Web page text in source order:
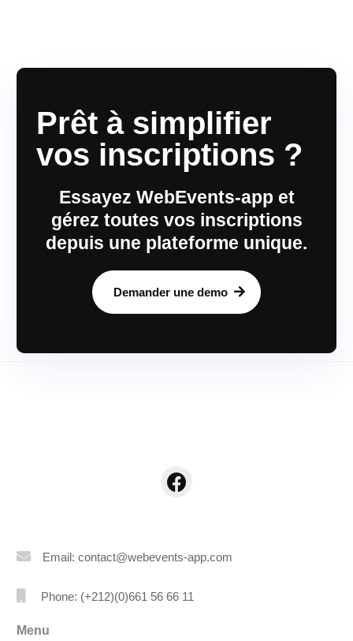
Prêt à simplifier
vos inscriptions ?
Essayez WebEvents-app et
gérez toutes vos inscriptions
depuis une plateforme unique.
Demander une demo
Email: contact@webevents-app.com
Phone: (+212)(0)661 56 66 11
Menu